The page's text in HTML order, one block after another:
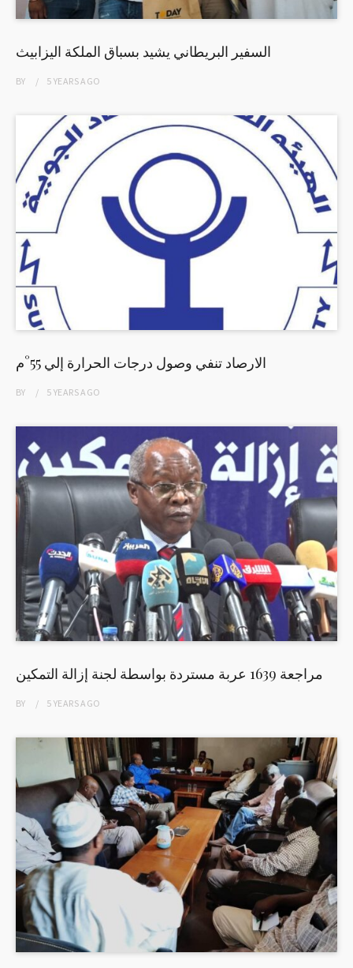
السفير البريطاني يشيد بسباق الملكة اليزابيث
BY 5 YEARSAGO
الارصاد تنفي وصول درجات الحرارة إلي 55°م
BY 5 YEARSAGO
مراجعة 1639 عربة مستردة بواسطة لجنة إزالة التمكين
BY 5 YEARSAGO